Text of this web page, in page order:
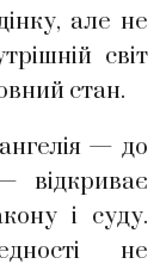
але не
світ
стан.
— до
відкриває
і суду.
не